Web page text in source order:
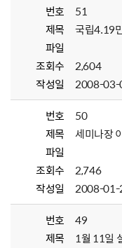
번호
51
제목
국립4.19
파일
조회수
2,604
작성일
2008-03-
번호
50
제목
세미나장
파일
조회수
2,746
작성일
2008-01-
번호
49
제목
1월 11일